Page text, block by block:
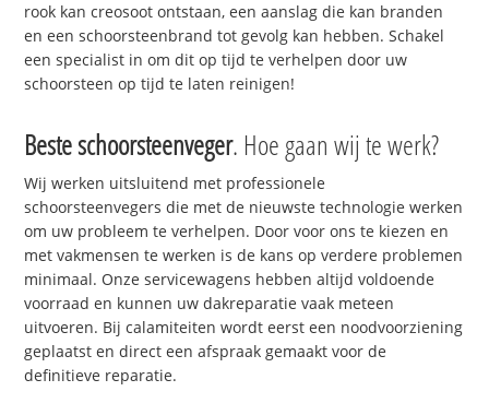
rook kan creosoot ontstaan, een aanslag die kan branden
en een schoorsteenbrand tot gevolg kan hebben. Schakel
een specialist in om dit op tijd te verhelpen door uw
schoorsteen op tijd te laten reinigen!
Beste schoorsteenveger. Hoe gaan wij te werk?
Wij werken uitsluitend met professionele
schoorsteenvegers die met de nieuwste technologie werken
om uw probleem te verhelpen. Door voor ons te kiezen en
met vakmensen te werken is de kans op verdere problemen
minimaal. Onze servicewagens hebben altijd voldoende
voorraad en kunnen uw dakreparatie vaak meteen
uitvoeren. Bij calamiteiten wordt eerst een noodvoorziening
geplaatst en direct een afspraak gemaakt voor de
definitieve reparatie.